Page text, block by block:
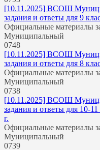
[10.11.2025] ВСОШ
задания и ответы для 9
Официальные материалы
Муниципальный
0748
[10.11.2025] ВСОШ
задания и ответы для 8
Официальные материалы
Муниципальный
0738
[10.11.2025] ВСОШ
задания и ответы для 10-
г.
Официальные материалы
Муниципальный
0739